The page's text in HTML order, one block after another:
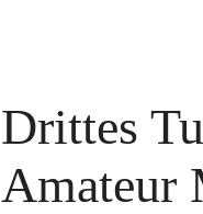
Drittes
Amateur